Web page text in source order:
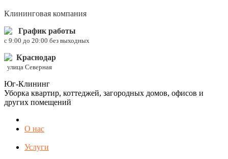
Клининговая компания
График работы
c 9:00 до 20:00 без выходных
Краснодар
улица Северная
Юг-Клининг
Уборка квартир, коттеджей, загородных домов, офисов и
других помещений
О нас
Услуги